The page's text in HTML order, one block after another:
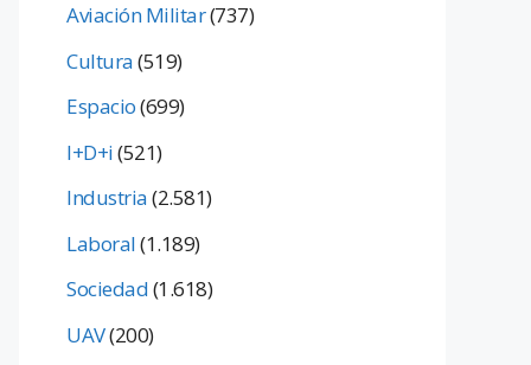
Aviación Militar(737)
Cultura(519)
Espacio(699)
I+D+i(521)
Industria(2.581)
Laboral(1.189)
Sociedad(1.618)
UAV(200)